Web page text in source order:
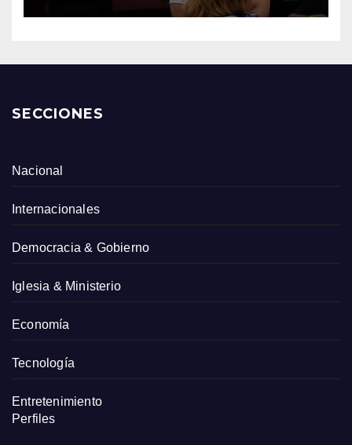
SECCIONES
Nacional
Internacionales
Democracia & Gobierno
Iglesia & Ministerio
Economía
Tecnología
Entretenimiento
Perfiles